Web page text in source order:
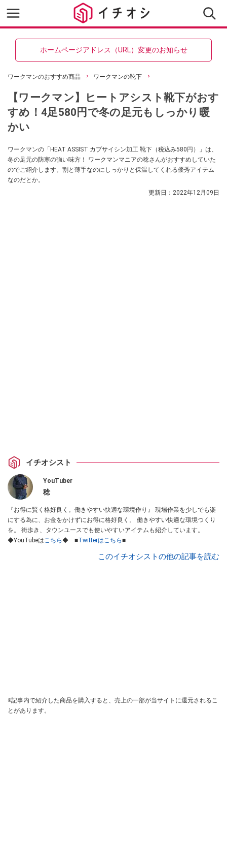
ホームページアドレス（URL）変更のお知らせ
ワークマンのおすすめ商品 ワークマンの靴下
【ワークマン】ヒートアシスト靴下がおす
すめ！4足580円で冬の足元もしっかり暖
かい
ワークマンの「HEAT ASSIST カプサイシン加工 靴下（税込み580円）」は、
冬の足元の防寒の強い味方！ ワークマンマニアの稔さんがおすすめしていた
のでご紹介します。割と薄手なのにしっかりと保温してくれる優秀アイテム
なのだとか。
更新日： 2022年12月09日
イチオシスト
YouTuber
稔
『お得に賢く格好良く。働きやすい快適な環境作り』 現場作業を少しでも楽
にする為に、お金をかけずにお得に格好良く。 働きやすい快適な環境つくり
を。 街歩き、タウンユースでも使いやすいアイテムも紹介しています。
◆YouTubeはこちら◆ ■Twitterはこちら■
このイチオシストの他の記事を読む
※記事内で紹介した商品を購入すると、売上の一部が当サイトに還元されるこ
とがあります。